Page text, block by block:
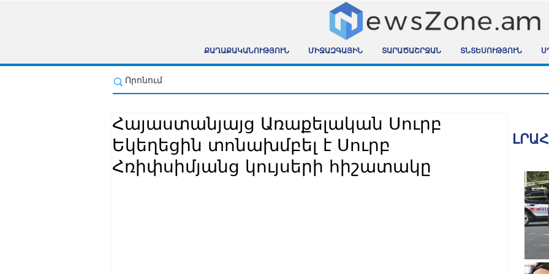
ՔԱՂԱՔԱԿԱՆՈՒԹՅՈՒՆ ՄԻՋԱԶԳԱՅԻՆ ՏԱՐԱԾԱՇՐՋԱՆ ՏՆՏԵՍՈՒԹՅՈՒՆ
Հայաստանյայց Առաքելական Սուրբ
Եկեղեցին տոնախմբել է Սուրբ
Հռիփսիմյանց կույսերի հիշատակը